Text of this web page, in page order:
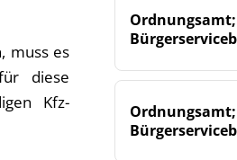
muss es
diese
Kfz-